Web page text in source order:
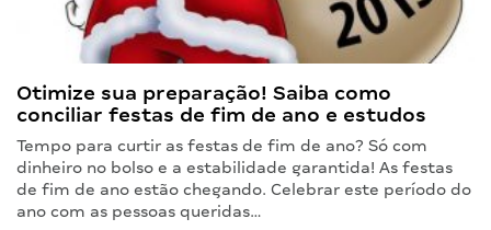
Otimize sua preparação! Saiba como
conciliar festas de fim de ano e estudos
Tempo para curtir as festas de fim de ano? Só com
dinheiro no bolso e a estabilidade garantida! As festas
de fim de ano estão chegando. Celebrar este período do
ano com as pessoas queridas…